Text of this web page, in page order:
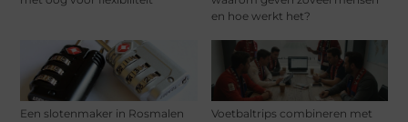
en hoe werkt het?
Een slotenmaker in Rosmalen
Voetbaltrips combineren met